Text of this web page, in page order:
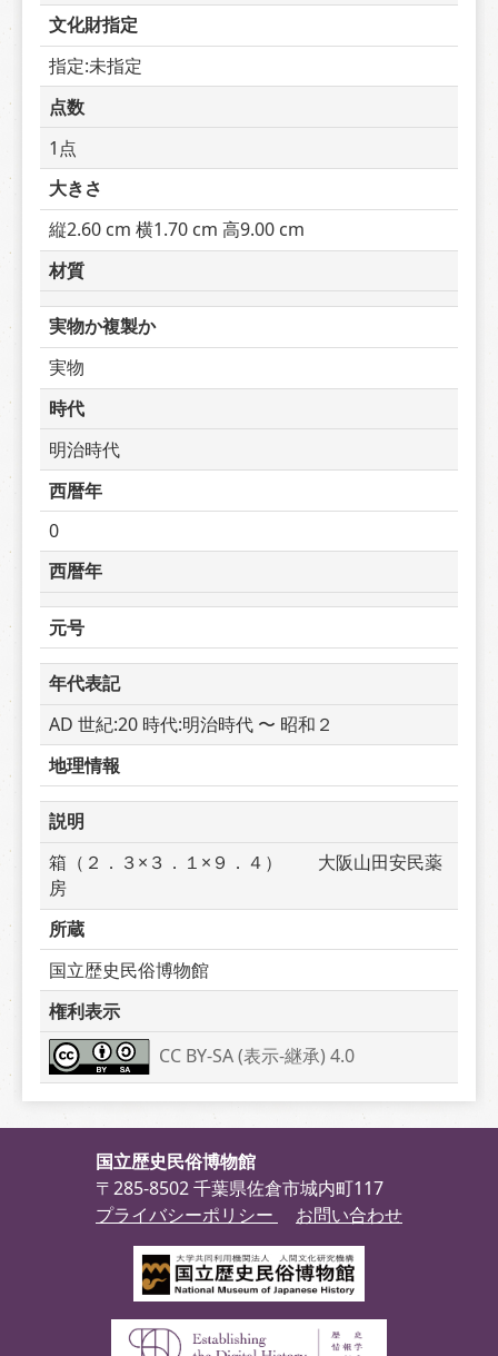
文化財指定
指定:未指定
点数
1点
大きさ
縦2.60 cm 横1.70 cm 高9.00 cm
材質
実物か複製か
実物
時代
明治時代
西暦年
0
西暦年
元号
年代表記
AD 世紀:20 時代:明治時代 〜 昭和２
地理情報
説明
箱（２．３×３．１×９．４）　　大阪山田安民薬
房
所蔵
国立歴史民俗博物館
権利表示
CC BY-SA (表示-継承) 4.0
国立歴史民俗博物館
〒285-8502 千葉県佐倉市城内町117
プライバシーポリシー
お問い合わせ